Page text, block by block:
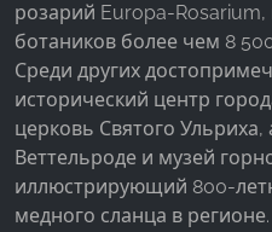
розарий Europa-
ботаников более чем 8
Среди других
исторический центр
церковь Святого Ульриха,
Веттельроде и музей
иллюстрирующий 800-
медного сланца в
СТАТИСТИКА
Статистические
анонимно. Эта
понять, как наши
сайт.